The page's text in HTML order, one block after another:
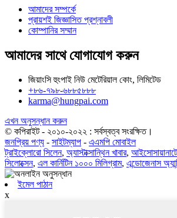
আমাদের সম্পর্কে
প্রায়শই জিজ্ঞাসিত প্রশ্নাবলী
কোম্পানির সম্মান
আমাদের সাথে যোগাযোগ করুন
জিয়াংসি হুংপাই নিউ মেটেরিয়াল কোং, লিমিটেড
+৮৬-৭৯৮-৬৮৮৫৮৮৮
karma@hungpai.com
এখন অনুসন্ধান করুন
© কপিরাইট - ২০১০-২০২২ : সর্বস্বত্ব সংরক্ষিত।
জনপ্রিয় পণ্য - সাইটম্যাপ - এএমপি মোবাইল
ট্রাইক্লোরো সিলেন, অ্যাস্টাক্সান্থিন খাবার,
সিলোক্সেন, এল কার্নিটিন ১০০০ মিলিগ্রাম, এন্ডোজেনাস
ইমেল পাঠান
x